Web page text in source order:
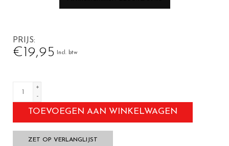
PRIJS
€19,95 Incl. btw
+
-
TOEVOEGEN AAN WINKELWAGEN
ZET OP VERLANGLIJST